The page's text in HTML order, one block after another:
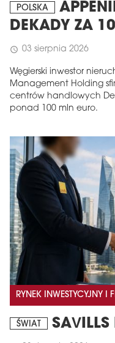
POLSKA
DEKADY ZA
schedule 03 sierpnia 2026
Węgierski inwestor
Management Holding
centrów handlowych
ponad 100 mln euro.
RYNEK INWESTYCYJNY I
ŚWIAT SAVILLS